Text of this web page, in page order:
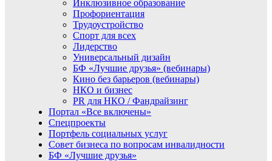
Инклюзивное образование
Профориентация
Трудоустройство
Спорт для всех
Лидерство
Универсальный дизайн
БФ «Лучшие друзья» (вебинары)
Кино без барьеров (вебинары)
НКО и бизнес
PR для НКО / Фандрайзинг
Портал «Все включены»
Спецпроекты
Портфель социальных услуг
Совет бизнеса по вопросам инвалидности
БФ «Лучшие друзья»